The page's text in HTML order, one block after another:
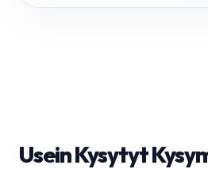
Usein Kysytyt